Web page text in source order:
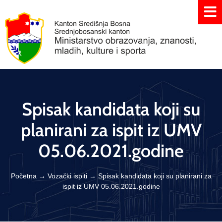
Spisak kandidata koji su
planirani za ispit iz UMV
05.06.2021.godine
Početna → Vozački ispiti→ Spisak kandidata koji su planirani za
ispit iz UMV 05.06.2021.godine